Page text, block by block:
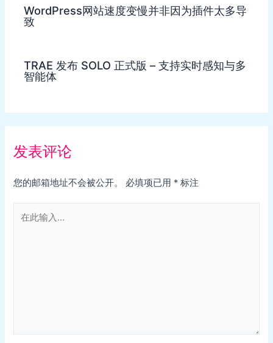
WordPress网站速度变慢并非因为插件太多导
致
TRAE 发布 SOLO 正式版 – 支持实时感知与多
智能体
发表评论
您的邮箱地址不会被公开。 必填项已用 * 标注